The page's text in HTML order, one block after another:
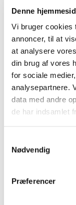
Denne
Vi bruger cookies
annoncer, til at
at analysere
din brug af vores
for sociale
analysepartnere.
data med andre
de har indsamlet
Nødvendig
Præferencer
Erfarer du, at dine
Unikke
Sidst, men ikke
have unikke billeder.
Det er en
på flere tusinde
vise ét og samme
Derfor kan du få